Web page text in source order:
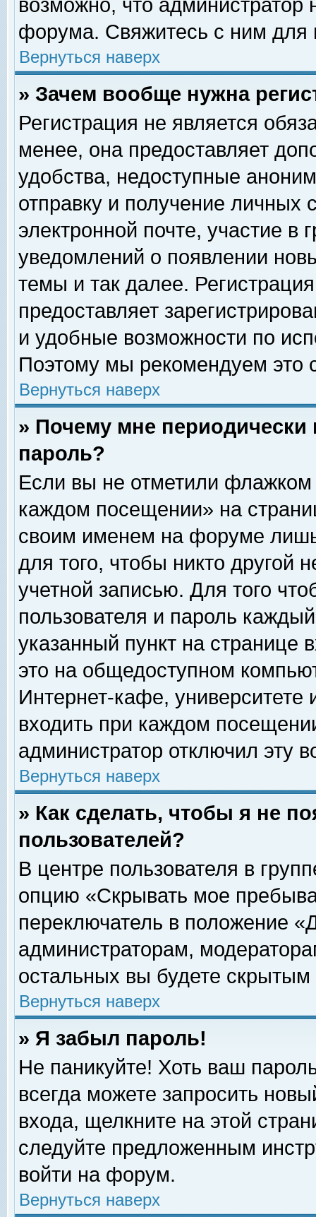
возможно, что
форума. Свяжитесь с ним для
Вернуться наверх
» Зачем вообще нужна
Регистрация не является
менее, она предоставляет
удобства, недоступные
отправку и получение личных
электронной почте, участие в
уведомлений о появлении
темы и так далее.
предоставляет
и удобные возможности по
Поэтому мы рекомендуем это
Вернуться наверх
» Почему мне
пароль?
Если вы не отметили флажком
каждом посещении» на
своим именем на форуме
для того, чтобы никто другой
учетной записью. Для того
пользователя и пароль
указанный пункт на
это на общедоступном
Интернет-кафе, университете
входить при каждом
администратор отключил эту
Вернуться наверх
» Как сделать, чтобы я не
пользователей?
В центре пользователя в
опцию «Скрывать мое
переключатель в положение
администраторам,
остальных вы будете скрытым
Вернуться наверх
» Я забыл пароль!
Не паникуйте! Хоть ваш
всегда можете запросить
входа, щелкните на этой
следуйте предложенным
войти на форум.
Вернуться наверх